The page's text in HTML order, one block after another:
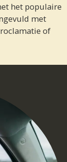
het populaire
met
of